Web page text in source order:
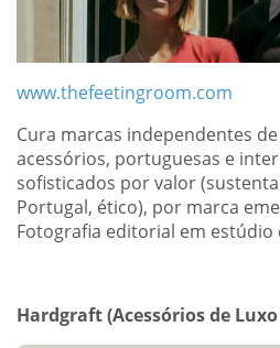
www.thefeetingroom.com
Cura marcas independentes
acessórios, portuguesas e
sofisticados por valor
Portugal, ético), por marca
Fotografia editorial em estúdio
Hardgraft(Acessórios de